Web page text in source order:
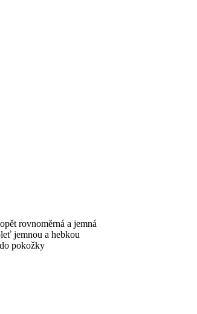
rovnoměrná a jemná
jemnou a hebkou
pokožky